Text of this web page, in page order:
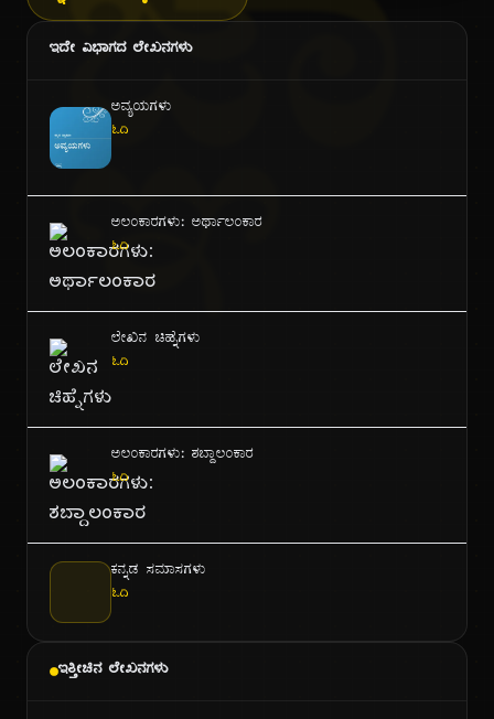
ಜ್ಞಾ
ಇದೇ ವಿಭಾಗದ ಲೇಖನಗಳು
ಅವ್ಯಯಗಳು
ಓದಿ
ಅಲಂಕಾರಗಳು: ಅರ್ಥಾಲಂಕಾರ
ಓದಿ
ಲೇಖನ ಚಿಹ್ನೆಗಳು
ಓದಿ
ಅಲಂಕಾರಗಳು: ಶಬ್ದಾಲಂಕಾರ
ಓದಿ
ಕನ್ನಡ ಸಮಾಸಗಳು
ಓದಿ
ಇತ್ತೀಚಿನ ಲೇಖನಗಳು